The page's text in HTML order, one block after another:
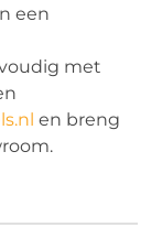
een
met
en breng